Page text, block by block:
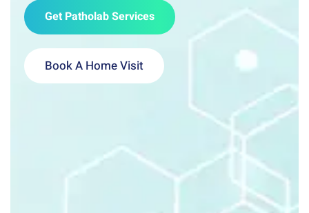
Get Patholab Services
Book A Home Visit